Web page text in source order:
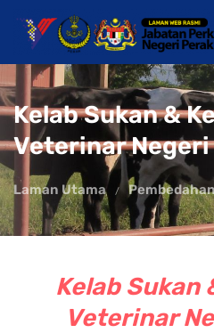
Kelab Sukan &
Veterinar Negeri
Laman Utama
Kelab Sukan
Veterinar